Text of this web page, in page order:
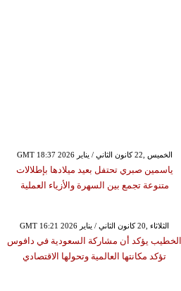
GMT 18:37 2026 الخميس ,22 كانون الثاني / يناير
ياسمين صبري تحتفل بعيد ميلادها بإطلالات
متنوعة تجمع بين السهرة والأزياء العملية
GMT 16:21 2026 الثلاثاء ,20 كانون الثاني / يناير
الخطيب يؤكد أن مشاركة السعودية في دافوس
تؤكد مكانتها العالمية وتحولها الاقتصادي